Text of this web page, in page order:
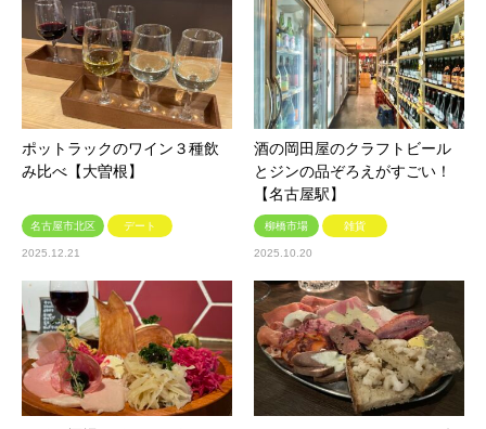
ポットラックのワイン３種飲
み比べ【大曽根】
名古屋市北区 デート
2025.12.21
酒の岡田屋のクラフトビール
とジンの品ぞろえがすごい！
【名古屋駅】
柳橋市場 雑貨
2025.10.20